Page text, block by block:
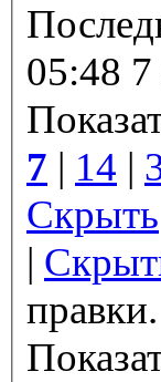
05:48 7
7 | 14 |
Скрыть
|
правки.